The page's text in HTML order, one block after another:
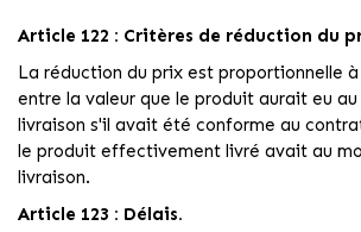
Article 122 : Critères de réduction du
La réduction du prix est proportionnelle
entre la valeur que le produit aurait eu
livraison s'il avait été conforme au
le produit effectivement livré avait au
livraison.
Article 123 : Délais.